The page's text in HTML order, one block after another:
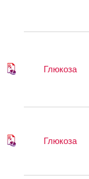
Глюкоза
Глюкоза